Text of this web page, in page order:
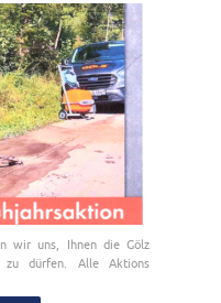
wir uns, Ihnen die Gölz
zu dürfen. Alle Aktions